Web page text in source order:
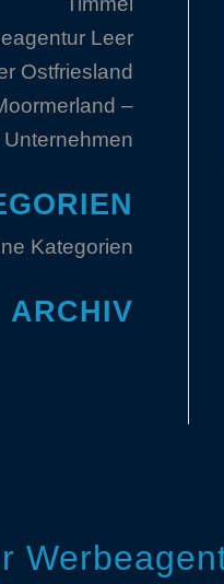
Leer
Ostfriesland
–
Kategorien
ARCHIV